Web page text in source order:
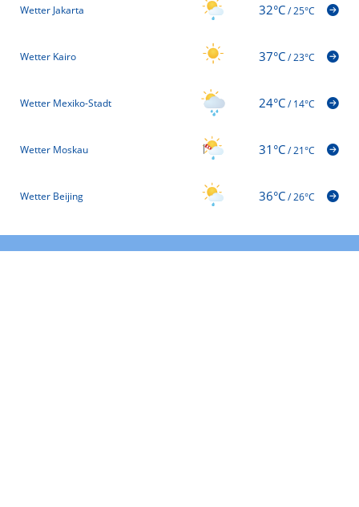
Wetter Jakarta 32°C/25°C
Wetter Kairo 37°C/23°C
Wetter Mexiko-Stadt 24°C/14°C
Wetter Moskau 31°C/21°C
Wetter Beijing 36°C/26°C